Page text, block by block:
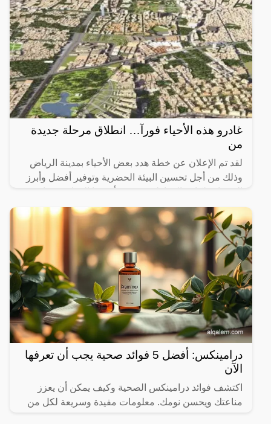
غادرو هذه الأحياء فورآ… انطلاق مرحلة جديدة
من
لقد تم الإعلان عن خطة هدد بعض الأحياء بمدينة الرياض
وذلك من أجل تحسين البيئة الحضرية وتوفير أفضل وأبرز
ظل
درامينكس: أفضل 5 فوائد صحية يجب أن تعرفها
الآن
اكتشف فوائد درامينكس الصحية وكيف يمكن أن يعزز
مناعتك ويحسن نومك. معلومات مفيدة وسريعة لكل من